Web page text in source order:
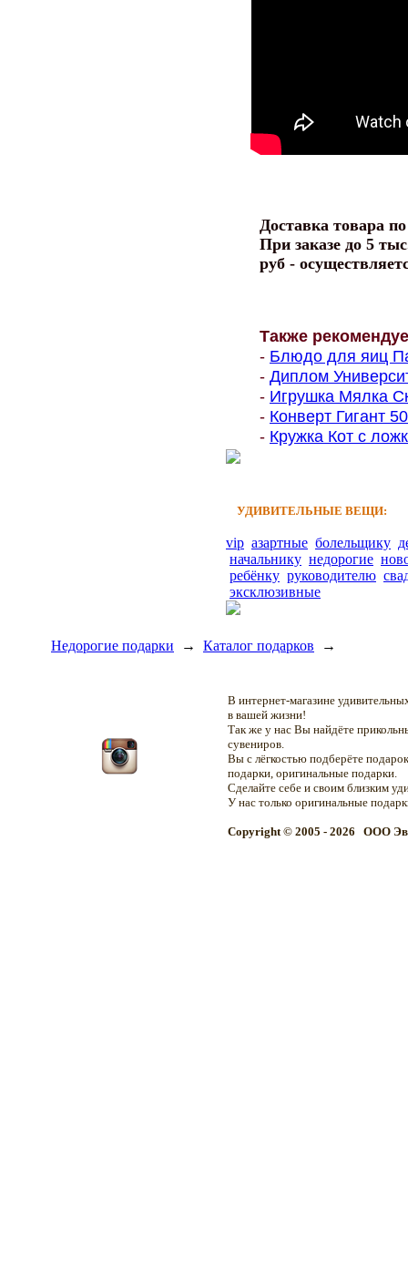
Доставка товара
При заказе до 5
руб -
Также
- Блюдо для яиц
- Диплом
- Игрушка Мялка
- Конверт Гигант
- Кружка Кот с
УДИВИТЕЛЬНЫЕ ВЕЩИ:
vip азартные болельщику
начальнику недорогие
ребёнку руководителю
эксклюзивные
Недорогие подарки → Каталог подарков →
В интернет-магазине
в вашей жизни!
Так же у нас Вы найдёте
сувениров.
Вы с лёгкостью подберёте
подарки, оригинальные подарки.
Сделайте себе и своим близким
У нас только оригинальные
Copyright © 2005 - 2026 OOO